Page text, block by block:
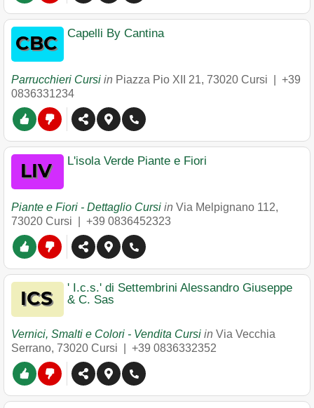
Capelli By Cantina
Parrucchieri Cursi in Piazza Pio XII 21, 73020 Cursi
+39
0836331234
L'isola Verde Piante e Fiori
Piante e Fiori - Dettaglio Cursi in Via Melpignano 112,
73020 Cursi +39 0836452323
' I.c.s.' di Settembrini Alessandro Giuseppe
& C. Sas
Vernici, Smalti e Colori - Vendita Cursi in Via Vecchia
Serrano, 73020 Cursi +39 0836332352